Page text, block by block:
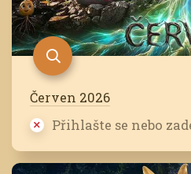
Červen 2026
Přihlašte se nebo